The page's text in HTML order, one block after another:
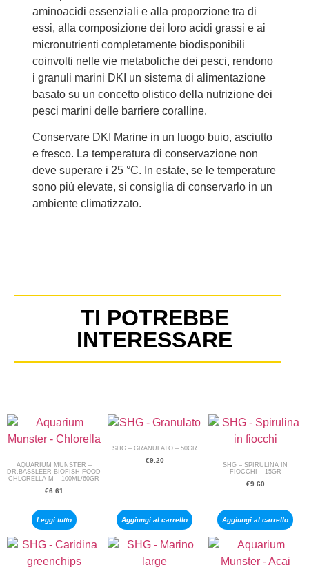
aminoacidi essenziali e alla proporzione tra di
essi, alla composizione dei loro acidi grassi e ai
micronutrienti completamente biodisponibili
coinvolti nelle vie metaboliche dei pesci, rendono
i granuli marini DKI un sistema di alimentazione
basato su un concetto olistico della nutrizione dei
pesci marini delle barriere coralline.
Conservare DKI Marinein un luogo buio, asciutto
e fresco. La temperatura di conservazione non
deve superare i 25 °C. In estate, se le temperature
sono più elevate, si consiglia di conservarlo in un
ambiente climatizzato.
TI POTREBBE
INTERESSARE
AQUARIUM MUNSTER –
DR.BASSLEER BIOFISH FOOD
CHLORELLA M – 100ML/60GR
€6.61
Leggi tutto
SHG – GRANULATO – 50GR
€9.20
Aggiungi al carrello
SHG – SPIRULINA IN
FIOCCHI – 15GR
€9.60
Aggiungi al carrello